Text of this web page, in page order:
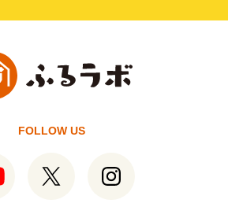
FOLLOW US